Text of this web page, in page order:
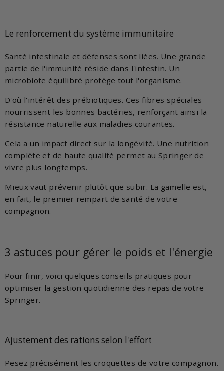
Le renforcement du système immunitaire
Santé intestinale et défenses sont liées. Une grande
partie de l'immunité réside dans l'intestin. Un
microbiote équilibré protège tout l'organisme.
D'où l'intérêt des prébiotiques. Ces fibres spéciales
nourrissent les bonnes bactéries, renforçant ainsi la
résistance naturelle aux maladies courantes.
Cela a un impact direct sur la longévité. Une nutrition
complète et de haute qualité permet au Springer de
vivre plus longtemps.
Mieux vaut prévenir plutôt que subir. La gamelle est,
en fait, le premier rempart de santé de votre
compagnon.
3 astuces pour gérer le poids et l'énergie
Pour finir, voici quelques conseils pratiques pour
optimiser la gestion quotidienne des repas de votre
Springer.
Ajustement des rations selon l'effort
Pesez précisément les croquettes de votre compagnon.